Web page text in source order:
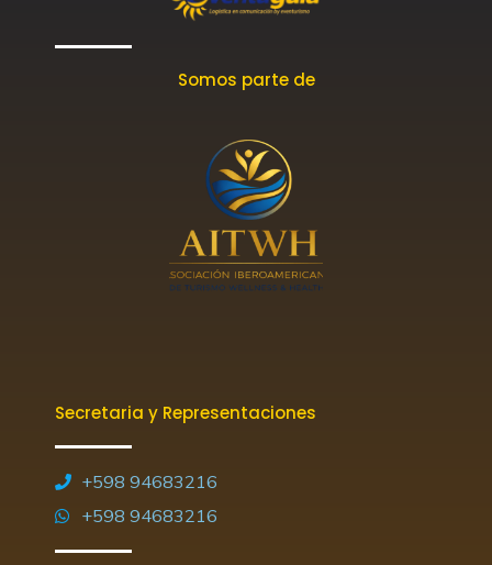
Somos parte de
Secretaria y Representaciones
+598 94683216
+598 94683216